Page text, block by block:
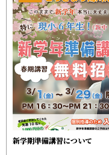
新学期準備講習について